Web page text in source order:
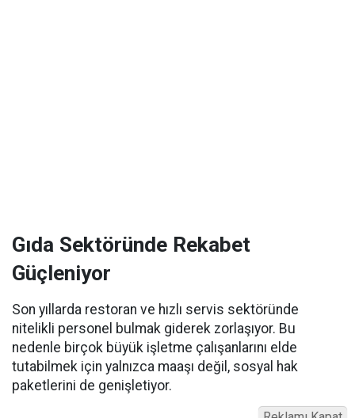
Gıda Sektöründe Rekabet
Güçleniyor
Son yıllarda restoran ve hızlı servis sektöründe
nitelikli personel bulmak giderek zorlaşıyor. Bu
nedenle birçok büyük işletme çalışanlarını elde
tutabilmek için yalnızca maaşı değil, sosyal hak
paketlerini de genişletiyor.